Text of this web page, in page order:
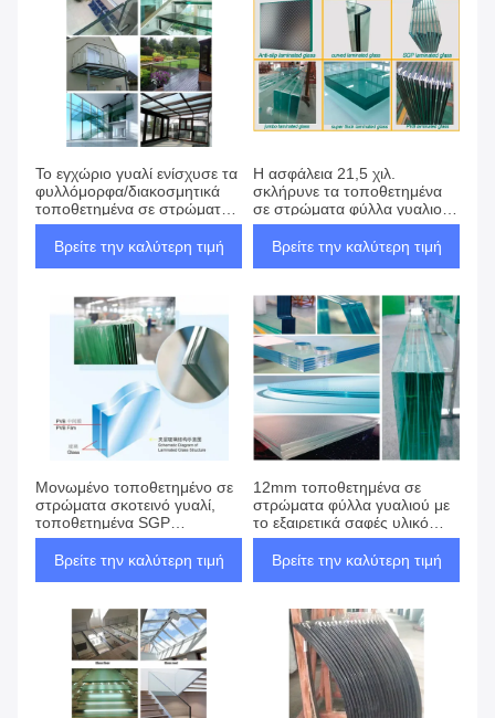
Το εγχώριο γυαλί ενίσχυσε τα
φυλλόμορφα/διακοσμητικά
τοποθετημένα σε στρώματα
παράθυρα θύελλας γυαλιού
Βρείτε την καλύτερη τιμή
Η ασφάλεια 21,5 χιλ.
σκλήρυνε τα τοποθετημένα
σε στρώματα φύλλα γυαλιού
για το πολυ χρώμα πορτών
Βρείτε την καλύτερη τιμή
Μονωμένο τοποθετημένο σε
στρώματα σκοτεινό γυαλί,
τοποθετημένα SGP
παράθυρα μπροστινών
πορτών
Βρείτε την καλύτερη τιμή
12mm τοποθετημένα σε
στρώματα φύλλα γυαλιού με
το εξαιρετικά σαφές υλικό
γυαλιού
Βρείτε την καλύτερη τιμή